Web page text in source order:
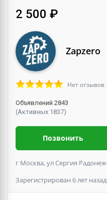
2 500 ₽
Zapzero
Нет отзывов
Объявлений 2843
(Активных 1837)
Позвонить
г Москва, ул Сергия
Зарегистрирован 6 лет назад